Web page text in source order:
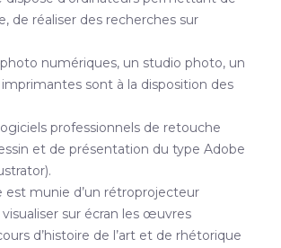
de réaliser des recherches sur
photo numériques, un studio photo, un
sont à la disposition des
professionnels de retouche
et de présentation du type Adobe
est munie d’un rétroprojecteur
sur écran les œuvres
d’histoire de l’art et de rhétorique